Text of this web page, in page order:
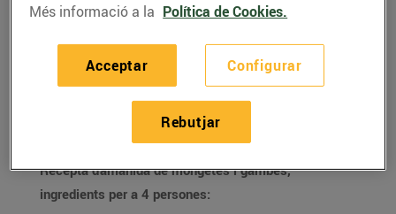
RECEPTES
Recepta d'amanida de
mongetes i gambes
Recepta d'amanida de mongetes i gambes,
ingredients per a 4 persones:
Més informació a la Política de Cookies.
Configurar
Rebutjar
Acceptar